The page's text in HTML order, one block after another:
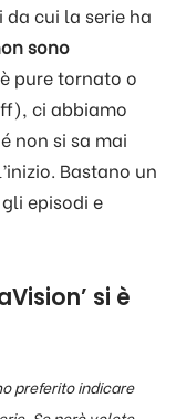
cui la serie ha
sono
pure tornato o
ci abbiamo
non si sa mai
Bastano un
episodi e
si è
preferito indicare